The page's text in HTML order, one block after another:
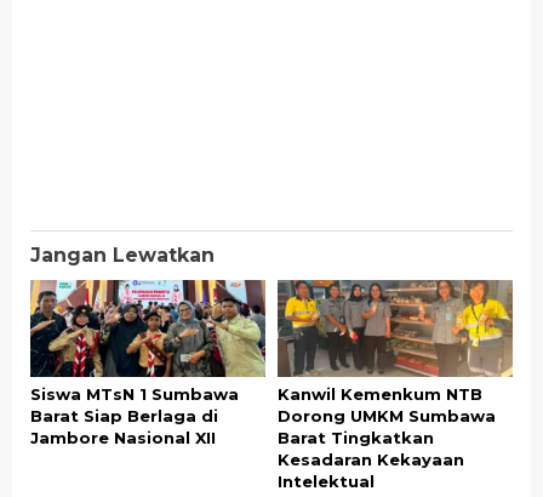
Jangan Lewatkan
Siswa MTsN 1 Sumbawa
Barat Siap Berlaga di
Jambore Nasional XII
Kanwil Kemenkum NTB
Dorong UMKM Sumbawa
Barat Tingkatkan
Kesadaran Kekayaan
Intelektual